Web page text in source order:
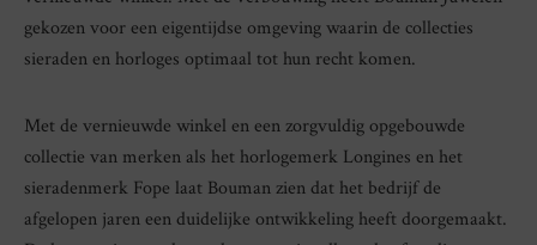
gekozen voor een eigentijdse omgeving waarin de collecties
sieraden en horloges optimaal tot hun recht komen.
Met de vernieuwde winkel en een zorgvuldig opgebouwde
collectie van merken als het horlogemerk Longines en het
sieradenmerk Fope laat Bouman zien dat het bedrijf de
afgelopen jaren een duidelijke ontwikkeling heeft doorgemaakt.